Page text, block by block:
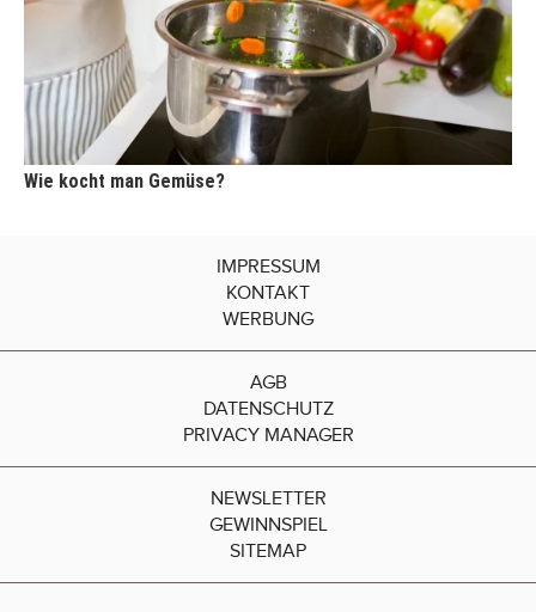
Wie kocht man Gemüse?
IMPRESSUM
KONTAKT
WERBUNG
AGB
DATENSCHUTZ
PRIVACY MANAGER
NEWSLETTER
GEWINNSPIEL
SITEMAP